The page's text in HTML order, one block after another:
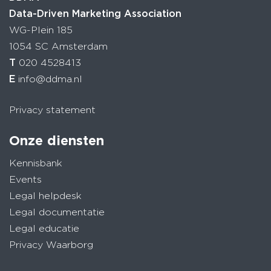
Data-Driven Marketing Association
WG-Plein 185
1054 SC Amsterdam
T 020 4528413
E info@ddma.nl
Privacy statement
Onze diensten
Kennisbank
Events
Legal helpdesk
Legal documentatie
Legal educatie
Privacy Waarborg